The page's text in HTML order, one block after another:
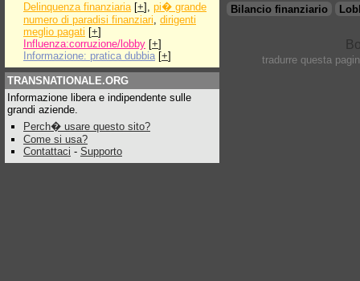
Delinquenza finanziaria[+], pi� grande
numero di paradisi finanziari, dirigenti
meglio pagati [+]
Influenza:corruzione/lobby [+]
Informazione: pratica dubbia [+]
TRANSNATIONALE.ORG
Informazione libera e indipendente sulle
grandi aziende.
Perch� usare questo sito?
Come si usa?
Contattaci - Supporto
Bilancio finanziario
tradurre questa